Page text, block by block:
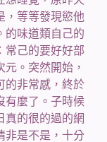
，等等發現慾他
的味道類自己的
常己的要好好部
。突然開始，
的非常感，終於
有麼了。子時候
真的很的過的網
非是不是，十分